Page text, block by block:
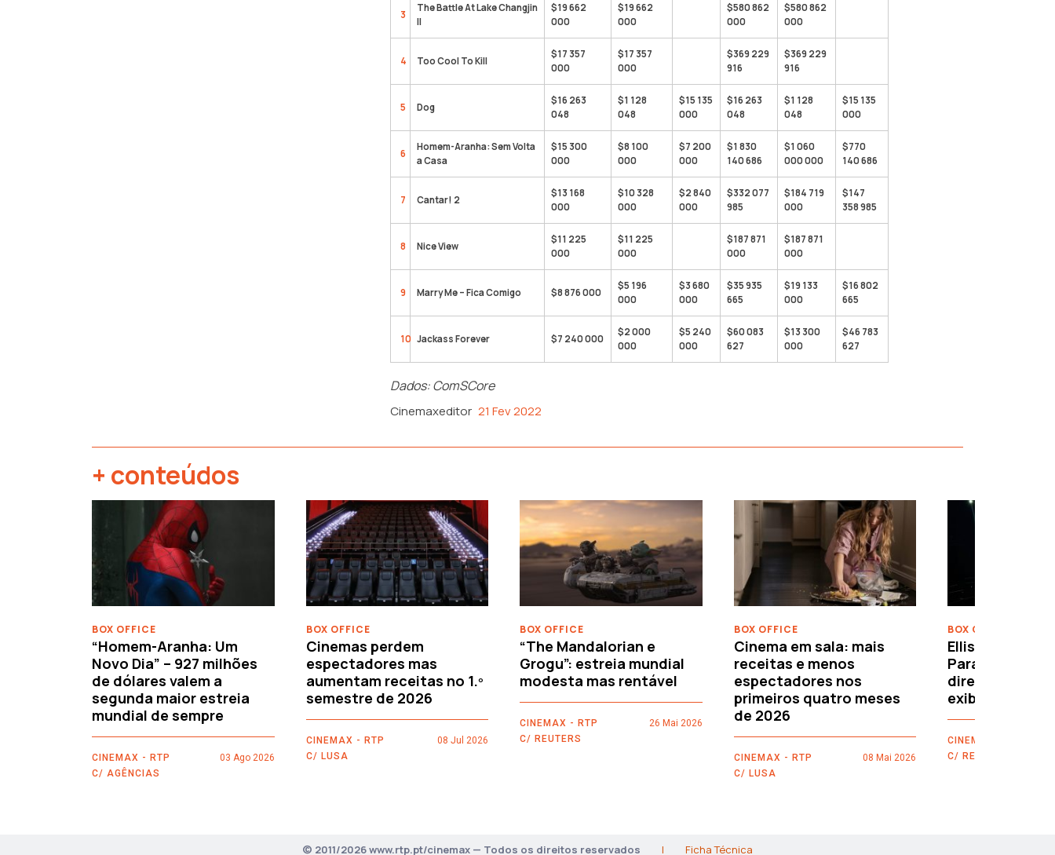
3
The Battle At Lake Changjin
II
$19 662
000
$19 662
000
$580 862
000
$580 862
000
4 Too Cool To Kill
$17 357
000
$17 357
000
$369 229
916
$369 229
916
5 Dog
$16 263
048
$1 128
048
$15 135
000
$16 263
048
$1 128
048
$15 135
000
6
Homem-Aranha: Sem Volta
a Casa
$15 300
000
$8 100
000
$7 200
000
$1 830
140 686
$1 060
000 000
$770
140 686
7 Cantar! 2
$13 168
000
$10 328
000
$2 840
000
$332 077
985
$184 719
000
$147
358 985
8 Nice View
$11 225
000
$11 225
000
$187 871
000
$187 871
000
9 Marry Me – Fica Comigo $8 876 000
$5 196
000
$3 680
000
$35 935
665
$19 133
000
$16 802
665
10 Jackass Forever $7 240 000
$2 000
000
$5 240
000
$60 083
627
$13 300
000
$46 783
627
Dados: ComSCore
Cinemaxeditor 21 Fev 2022
+ conteúdos
BOX OFFICE
“Homem-Aranha: Um
Novo Dia” – 927 milhões
de dólares valem a
segunda maior estreia
mundial de sempre
CINEMAX - RTP
C/ AGÊNCIAS
03 Ago 2026
BOX OFFICE
Cinemas perdem
espectadores mas
aumentam receitas no 1.º
semestre de 2026
CINEMAX - RTP
C/ LUSA
08 Jul 2026
BOX OFFICE
“The Mandalorian e
Grogu”: estreia mundial
modesta mas rentável
CINEMAX - RTP
C/ REUTERS
26 Mai 2026
BOX OFFICE
Cinema em sala: mais
receitas e menos
espectadores nos
primeiros quatro meses
de 2026
CINEMAX - RTP
C/ LUSA
08 Mai 2026
BOX OFFICE
Ellison leva o
directamente
exibidores
CINEMAX - RTP
C/ REUTERS
© 2011/2026 www.rtp.pt/cinemax — Todos os direitos reservados | Ficha Técnica